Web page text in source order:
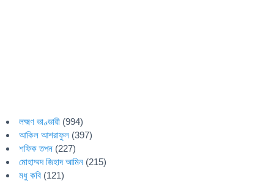
লক্ষ্মণ ভাণ্ডারী (994)
আকিল আশরাফুল (397)
শফিক তপন (227)
মোহাম্মদ জিহাদ আমিন (215)
মধু কবি (121)